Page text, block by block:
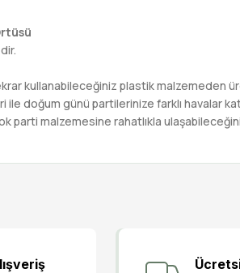
kullanabileceğiniz plastik malzemeden
ile doğum günü partilerinize farklı havalar
parti malzemesine rahatlıkla